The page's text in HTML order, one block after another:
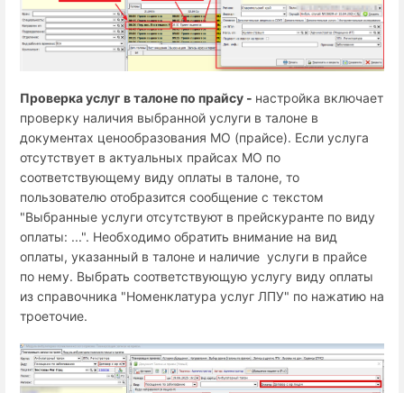
Проверка услуг в талоне по прайсу - настройка включает
проверку наличия выбранной услуги в талоне в
документах ценообразования МО (прайсе). Если услуга
отсутствует в актуальных прайсах МО по
соответствующему виду оплаты в талоне, то
пользователю отобразится сообщение с текстом
"Выбранные услуги отсутствуют в прейскуранте по виду
оплаты: ...". Необходимо обратить внимание на вид
оплаты, указанный в талоне и наличие услуги в прайсе
по нему. Выбрать соответствующую услугу виду оплаты
из справочника "Номенклатура услуг ЛПУ" по нажатию на
троеточие.